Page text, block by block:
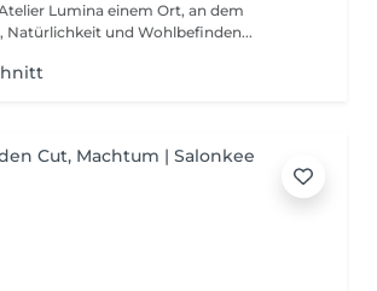
einem Ort, an dem
Natürlichkeit und Wohlbefinden...